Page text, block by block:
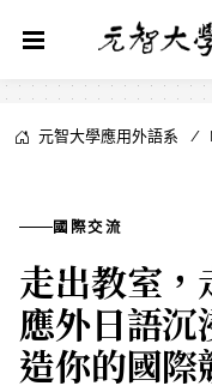
元智大學應用外語系
國際交流
走出教室
應外日語
造你的國